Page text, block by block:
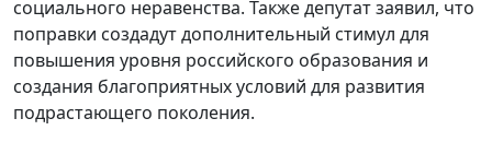
социального неравенства. Также депутат заявил, что
поправки создадут дополнительный стимул для
повышения уровня российского образования и
создания благоприятных условий для развития
подрастающего поколения.